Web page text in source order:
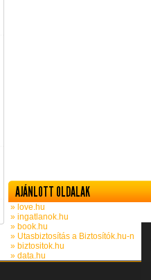
AJÁNLOTT OLDALAK
» love.hu
» ingatlanok.hu
» book.hu
» Utasbiztosítás a Biztosítók.hu-n
» biztositok.hu
» data.hu